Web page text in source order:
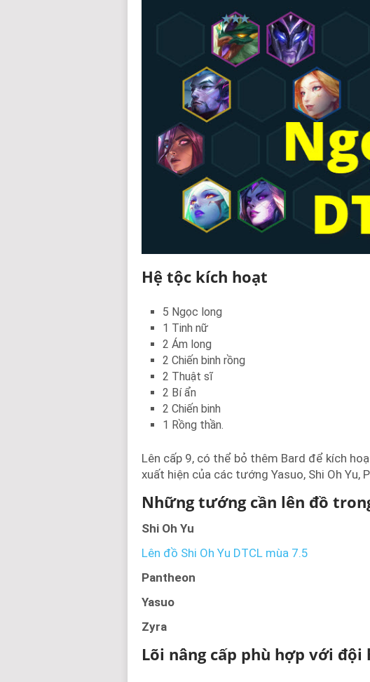
Hệ tộc kích hoạt
5 Ngọc long
1 Tinh nữ
2 Ám long
2 Chiến binh rồng
2 Thuật sĩ
2 Bí ẩn
2 Chiến binh
1 Rồng thần.
Lên cấp 9, có thể bỏ thêm Bard để kích
xuất hiện của các tướng Yasuo, Shi Oh Yu,
Những tướng cần lên đồ
Shi Oh Yu
Lên đồ Shi Oh Yu DTCL mùa 7.5
Pantheon
Yasuo
Zyra
Lõi nâng cấp phù hợp với đội